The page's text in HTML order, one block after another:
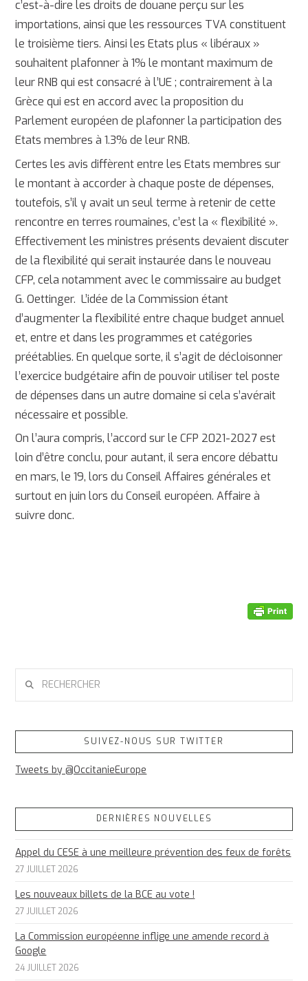
c’est-à-dire les droits de douane perçu sur les
importations, ainsi que les ressources TVA constituent
le troisième tiers. Ainsi les Etats plus « libéraux »
souhaitent plafonner à 1% le montant maximum de
leur RNB qui est consacré à l’UE ; contrairement à la
Grèce qui est en accord avec la proposition du
Parlement européen de plafonner la participation des
Etats membres à 1.3% de leur RNB.
Certes les avis diffèrent entre les Etats membres sur
le montant à accorder à chaque poste de dépenses,
toutefois, s’il y avait un seul terme à retenir de cette
rencontre en terres roumaines, c’est la « flexibilité ».
Effectivement les ministres présents devaient discuter
de la flexibilité qui serait instaurée dans le nouveau
CFP, cela notamment avec le commissaire au budget
G. Oettinger. L’idée de la Commission étant
d’augmenter la flexibilité entre chaque budget annuel
et, entre et dans les programmes et catégories
préétablies. En quelque sorte, il s’agit de décloisonner
l’exercice budgétaire afin de pouvoir utiliser tel poste
de dépenses dans un autre domaine si cela s’avérait
nécessaire et possible.
On l’aura compris, l’accord sur le CFP 2021-2027 est
loin d’être conclu, pour autant, il sera encore débattu
en mars, le 19, lors du Conseil Affaires générales et
surtout en juin lors du Conseil européen. Affaire à
suivre donc.
SUIVEZ-NOUS SUR TWITTER
Tweets by @OccitanieEurope
DERNIÈRES NOUVELLES
Appel du CESE à une meilleure prévention des feux de forêts
27 JUILLET 2026
Les nouveaux billets de la BCE au vote !
27 JUILLET 2026
La Commission européenne inflige une amende record à
Google
24 JUILLET 2026